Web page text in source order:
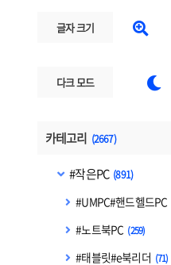
글자 크기 
다크 모드 
카테고리 (2667)
#작은PC (891)
#UMPC#핸드헬드PC
#노트북PC (259)
#태블릿#e북리더 (71)